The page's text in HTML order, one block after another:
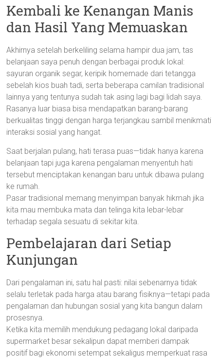
Kembali ke Kenangan Manis
dan Hasil Yang Memuaskan
Akhirnya setelah berkeliling selama hampir dua jam, tas
belanjaan saya penuh dengan berbagai produk lokal:
sayuran organik segar, keripik homemade dari tetangga
sebelah kios buah tadi, serta beberapa camilan tradisional
lainnya yang tentunya sudah tak asing lagi bagi lidah saya.
Rasanya luar biasa bisa mendapatkan barang-barang
berkualitas tinggi dengan harga terjangkau sambil menikmati
interaksi sosial yang hangat.
Saat berjalan pulang, hati terasa puas—tidak hanya karena
belanjaan tapi juga karena pengalaman menyentuh hati
tersebut menciptakan kenangan baru untuk dibawa pulang
ke rumah.
Pasar tradisional memang menyimpan banyak hikmah jika
kita mau membuka mata dan telinga kita lebar-lebar
terhadap segala sesuatu di sekitar kita.
Pembelajaran dari Setiap
Kunjungan
Dari pengalaman ini, satu hal pasti: nilai sebenarnya tidak
selalu terletak pada harga atau barang fisiknya—tetapi pada
pengalaman dan hubungan sosial yang kita bangun dalam
prosesnya.
Ketika kita memilih mendukung pedagang lokal daripada
supermarket besar sekalipun dapat memberi dampak
positif bagi ekonomi setempat sekaligus memperkuat rasa